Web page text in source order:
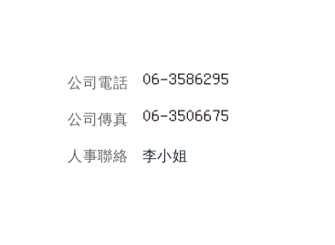
公司電話
公司傳真
人事聯絡 李小姐